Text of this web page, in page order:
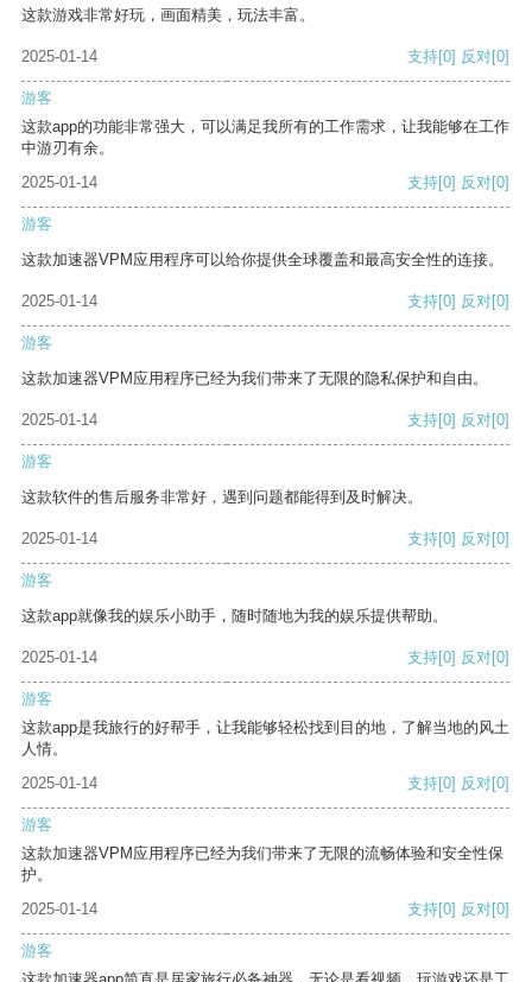
这款游戏非常好玩，画面精美，玩法丰富。
2025-01-14 支持[0] 反对[0]
游客
这款app的功能非常强大，可以满足我所有的工作需求，让我能够在工作
中游刃有余。
2025-01-14
支持[0] 反对[0]
游客
这款加速器VPM应用程序可以给你提供全球覆盖和最高安全性的连接。
2025-01-14 支持[0] 反对[0]
游客
这款加速器VPM应用程序已经为我们带来了无限的隐私保护和自由。
2025-01-14 支持[0] 反对[0]
游客
这款软件的售后服务非常好，遇到问题都能得到及时解决。
2025-01-14 支持[0] 反对[0]
游客
这款app就像我的娱乐小助手，随时随地为我的娱乐提供帮助。
2025-01-14 支持[0] 反对[0]
游客
这款app是我旅行的好帮手，让我能够轻松找到目的地，了解当地的风土
人情。
2025-01-14
支持[0] 反对[0]
游客
这款加速器VPM应用程序已经为我们带来了无限的流畅体验和安全性保
护。
2025-01-14
支持[0] 反对[0]
游客